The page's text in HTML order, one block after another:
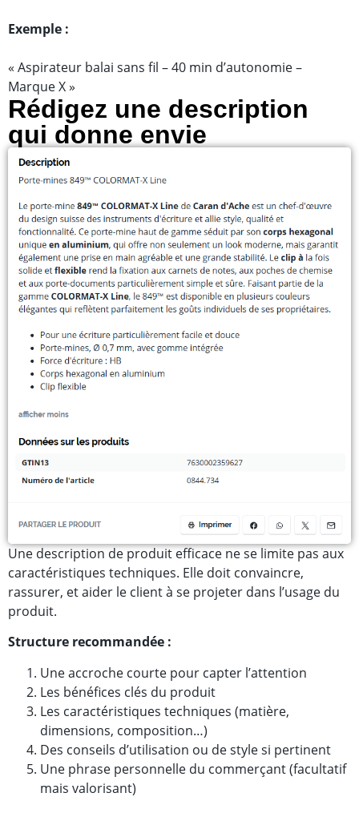
Exemple :
« Aspirateur balai sans fil – 40 min d’autonomie –
Marque X »
Rédigez une description
qui donne envie
Une description de produit efficace ne se limite pas aux
caractéristiques techniques. Elle doit convaincre,
rassurer, et aider le client à se projeter dans l’usage du
produit.
Structure recommandée :
Une accroche courte pour capter l’attention
Les bénéfices clés du produit
Les caractéristiques techniques (matière,
dimensions, composition…)
Des conseils d’utilisation ou de style si pertinent
Une phrase personnelle du commerçant (facultatif
mais valorisant)